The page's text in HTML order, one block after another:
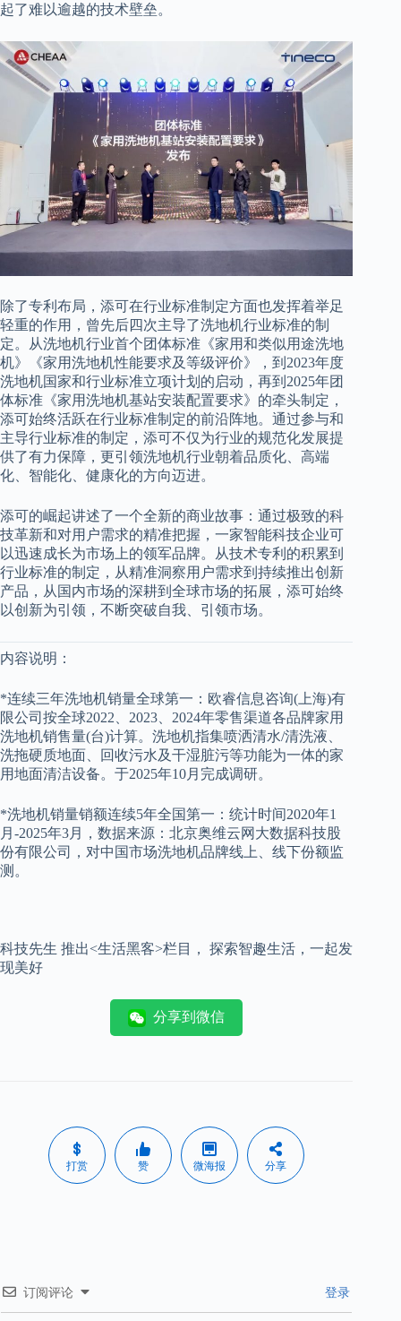
起了难以逾越的技术壁垒。
除了专利布局，添可在行业标准制定方面也发挥着举足
轻重的作用，曾先后四次主导了洗地机行业标准的制
定。从洗地机行业首个团体标准《家用和类似用途洗地
机》《家用洗地机性能要求及等级评价》，到2023年度
洗地机国家和行业标准立项计划的启动，再到2025年团
体标准《家用洗地机基站安装配置要求》的牵头制定，
添可始终活跃在行业标准制定的前沿阵地。通过参与和
主导行业标准的制定，添可不仅为行业的规范化发展提
供了有力保障，更引领洗地机行业朝着品质化、高端
化、智能化、健康化的方向迈进。
添可的崛起讲述了一个全新的商业故事：通过极致的科
技革新和对用户需求的精准把握，一家智能科技企业可
以迅速成长为市场上的领军品牌。从技术专利的积累到
行业标准的制定，从精准洞察用户需求到持续推出创新
产品，从国内市场的深耕到全球市场的拓展，添可始终
以创新为引领，不断突破自我、引领市场。
内容说明：
*连续三年洗地机销量全球第一：欧睿信息咨询(上海)有
限公司按全球2022、2023、2024年零售渠道各品牌家用
洗地机销售量(台)计算。洗地机指集喷洒清水/清洗液、
洗拖硬质地面、回收污水及干湿脏污等功能为一体的家
用地面清洁设备。于2025年10月完成调研。
*洗地机销量销额连续5年全国第一：统计时间2020年1
月-2025年3月，数据来源：北京奥维云网大数据科技股
份有限公司，对中国市场洗地机品牌线上、线下份额监
测。
科技先生 推出<生活黑客>栏目， 探索智趣生活，一起发
现美好
分享到微信
打赏 赞 微海报 分享
订阅评论 登录